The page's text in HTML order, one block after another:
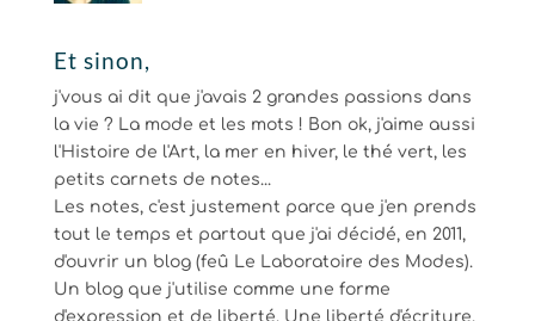
Et sinon,
j'vous ai dit que j'avais 2 grandes passions dans
la vie ? La mode et les mots ! Bon ok, j'aime aussi
l'Histoire de l'Art, la mer en hiver, le thé vert, les
petits carnets de notes...
Les notes, c'est justement parce que j'en prends
tout le temps et partout que j'ai décidé, en 2011,
d'ouvrir un blog (feû Le Laboratoire des Modes).
Un blog que j'utilise comme une forme
d'expression et de liberté. Une liberté d'écriture,